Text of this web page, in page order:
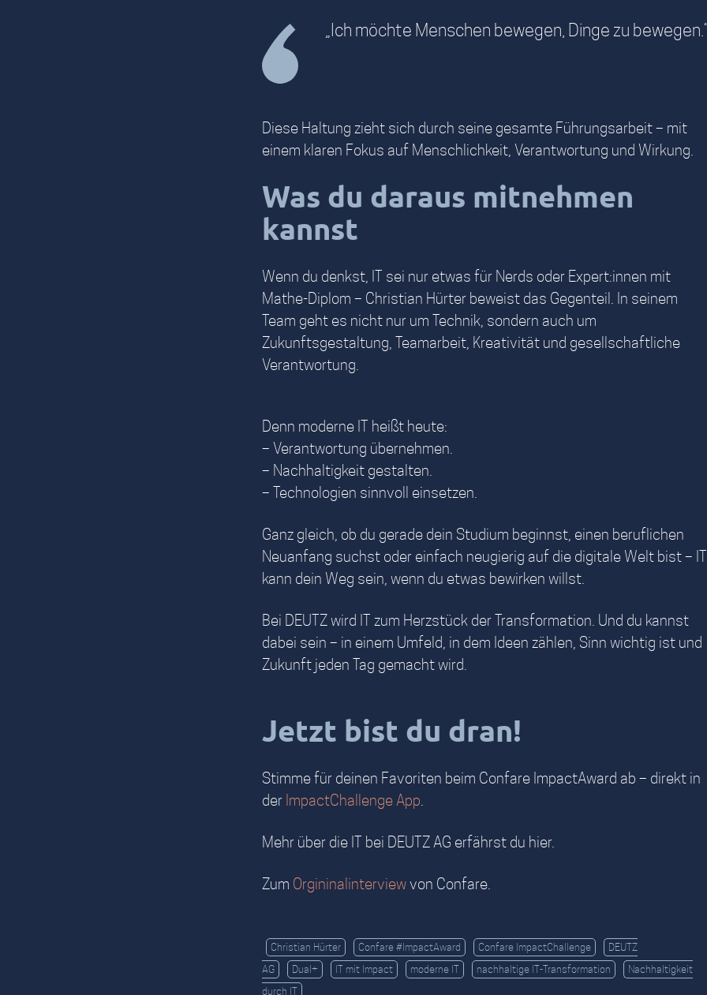
„Ich möchte Menschen bewegen, Dinge zu
Diese Haltung zieht sich durch seine gesamte Führungsarbeit – mit
einem klaren Fokus auf Menschlichkeit, Verantwortung und Wirkung.
Was du daraus mitnehmen
kannst
Wenn du denkst, IT sei nur etwas für Nerds oder Expert:innen mit
Mathe-Diplom – Christian Hürter beweist das Gegenteil. In seinem
Team geht es nicht nur um Technik, sondern auch um
Zukunftsgestaltung, Teamarbeit, Kreativität und gesellschaftliche
Verantwortung.
Denn moderne IT heißt heute:
– Verantwortung übernehmen.
– Nachhaltigkeit gestalten.
– Technologien sinnvoll einsetzen.
Ganz gleich, ob du gerade dein Studium beginnst, einen beruflichen
Neuanfang suchst oder einfach neugierig auf die digitale Welt bist – IT
kann dein Weg sein, wenn du etwas bewirken willst.
Bei DEUTZ wird IT zum Herzstück der Transformation. Und du kannst
dabei sein – in einem Umfeld, in dem Ideen zählen, Sinn wichtig ist und
Zukunft jeden Tag gemacht wird.
Jetzt bist du dran!
Stimme für deinen Favoriten beim Confare ImpactAward ab – direkt in
der ImpactChallenge App
Mehr über die IT bei DEUTZ AG erfährst du hier.
Zum Orgininalinterviewvon Confare.
Christian Hürter Confare #ImpactAward Confare ImpactChallenge
DEUTZ
AG
Dual+ IT mit Impact moderne IT nachhaltige IT-Transformation
Nachhaltigkeit
durch IT